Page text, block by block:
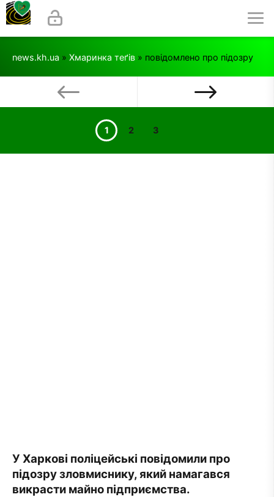
news.kh.ua » Хмаринка теґів » повідомлено про підозру
1 2 3
У Харкові поліцейські повідомили про
підозру зловмиснику, який намагався
викрасти майно підприємства.